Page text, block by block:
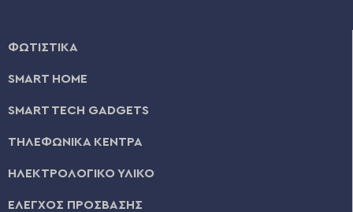
ΦΩΤΙΣΤΙΚΑ
SMART HOME
SMART TECH GADGETS
ΤΗΛΕΦΩΝΙΚΑ ΚΕΝΤΡΑ
ΗΛΕΚΤΡΟΛΟΓΙΚΟ ΥΛΙΚΟ
ΕΛΕΓΧΟΣ ΠΡΟΣΒΑΣΗΣ